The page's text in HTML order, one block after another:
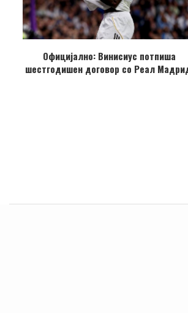
Официјално: Винисиус потпиша
шестгодишен договор со Реал